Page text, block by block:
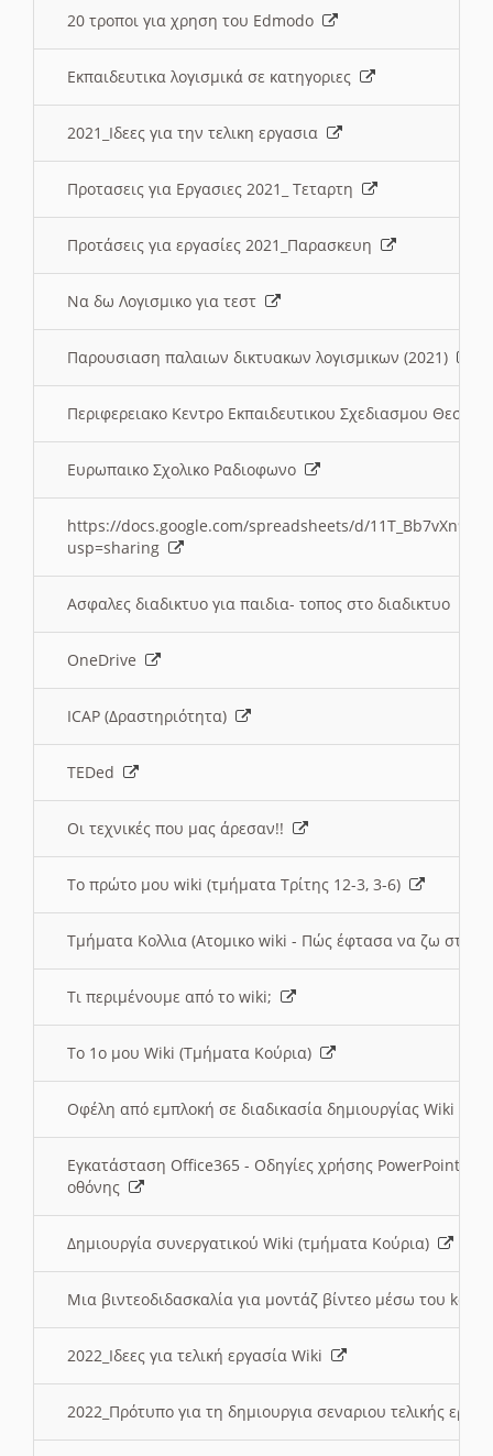
20 τροποι για χρηση του Edmodo
Εκπαιδευτικα λογισμικά σε κατηγοριες
2021_Ιδεες για την τελικη εργασια
Προτασεις για Εργασιες 2021_ Τεταρτη
Προτάσεις για εργασίες 2021_Παρασκευη
Να δω Λογισμικο για τεστ
Παρουσιαση παλαιων δικτυακων λογισμικων (2021)
Περιφερειακο Κεντρο Εκπαιδευτικου Σχεδιασμου
Ευρωπαικο Σχολικο Ραδιοφωνο
https://docs.google.com/spreadsheets/d/
usp=sharing
Ασφαλες διαδικτυο για παιδια- τοπος στο διαδικτυο
OneDrive
ICAP (Δραστηριότητα)
TEDed
Οι τεχνικές που μας άρεσαν!!
Το πρώτο μου wiki (τμήματα Τρίτης 12-3, 3-6)
Τμήματα Κολλια (Ατομικο wiki - Πώς έφτασα να ζω στην
Τι περιμένουμε από το wiki;
Το 1ο μου Wiki (Τμήματα Κούρια)
Οφέλη από εμπλοκή σε διαδικασία δημιουργίας Wiki
Εγκατάσταση Office365 - Οδηγίες χρήσης PowerPoint
οθόνης
Δημιουργία συνεργατικού Wiki (τμήματα Κούρια)
Μια βιντεοδιδασκαλία για μοντάζ βίντεο μέσω του
2022_Ιδεες για τελική εργασία Wiki
2022_Πρότυπο για τη δημιουργια σεναριου τελικής